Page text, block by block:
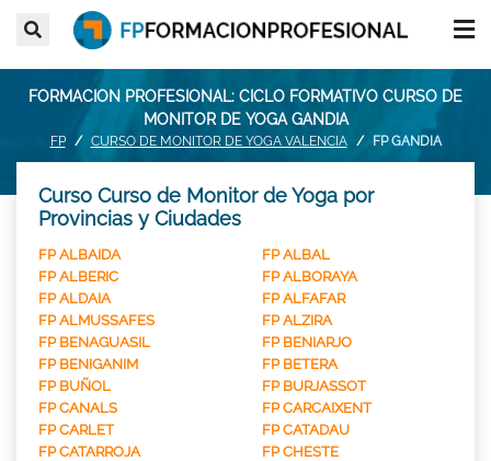
FORMACION PROFESIONAL: CICLO FORMATIVO CURSO DE
MONITOR DE YOGA GANDIA
FP CURSO DE MONITOR DE YOGA VALENCIA FP GANDIA
Curso Curso de Monitor de Yoga por
Provincias y Ciudades
FP ALBAIDA
FP ALBAL
FP ALBERIC
FP ALBORAYA
FP ALDAIA
FP ALFAFAR
FP ALMUSSAFES
FP ALZIRA
FP BENAGUASIL
FP BENIARJO
FP BENIGANIM
FP BETERA
FP BUÑOL
FP BURJASSOT
FP CANALS
FP CARCAIXENT
FP CARLET
FP CATADAU
FP CATARROJA
FP CHESTE